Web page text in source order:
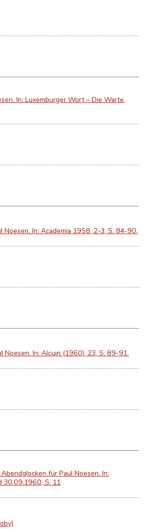
In: Luxemburger Wort – Die Warte,
Noesen. In: Academia 1958, 2-3, S. 84-90.
Noesen. In: Alcuin (1960), 23, S. 89-91.
für Paul Noesen. In:
30.09.1960, S. 11